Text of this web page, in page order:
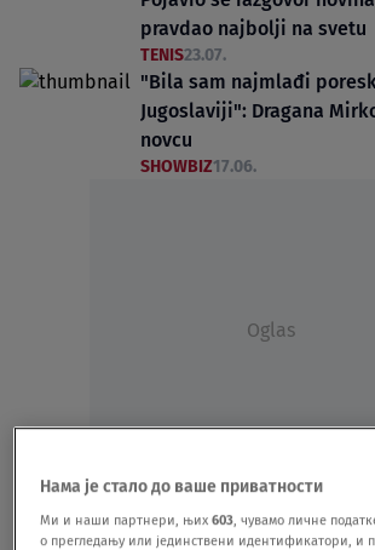
pravdao najbolji na svetu
TENIS23.07.
"Bila sam najmlađi
Jugoslaviji": Dragana
novcu
SHOWBIZ17.06.
Oglas
Evo kako Lepa Brena
poreza u Srbiji:
Нама је стало до ваше приватности
Ми и наши партнери, њих603, чувамо личне
о прегледању или јединствени идентификатори, и